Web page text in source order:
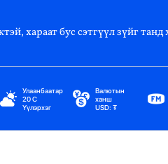
хараат бус сэтгүүл зүйг танд
Улаанбаатар
20C
Үүлэрхэг
Валютын
ханш
USD: ₮